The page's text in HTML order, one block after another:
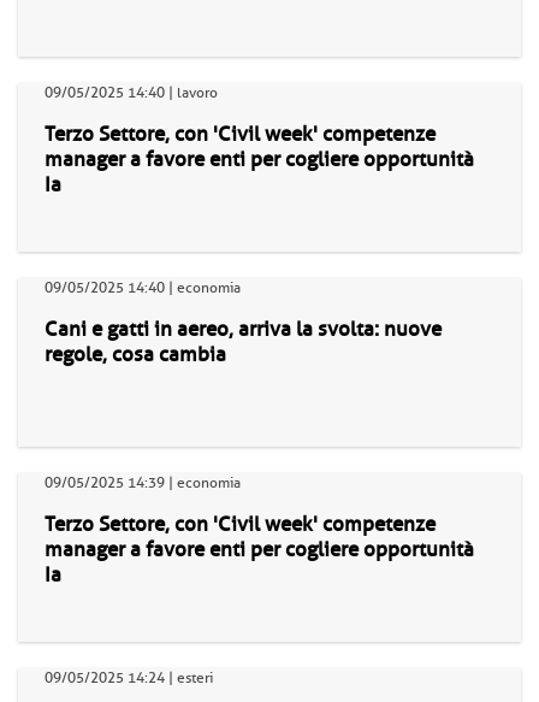
09/05/2025 14:40 | lavoro
Terzo Settore, con 'Civil week' competenze
manager a favore enti per cogliere opportunità
Ia
09/05/2025 14:40 | economia
Cani e gatti in aereo, arriva la svolta: nuove
regole, cosa cambia
09/05/2025 14:39 | economia
Terzo Settore, con 'Civil week' competenze
manager a favore enti per cogliere opportunità
Ia
09/05/2025 14:24 | esteri